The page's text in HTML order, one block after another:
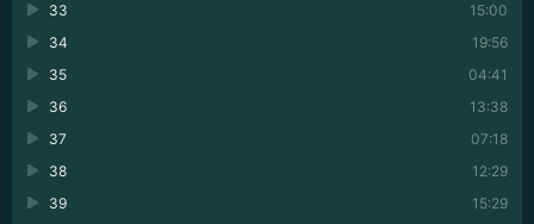
15:00
33
19:56
34
04:41
35
13:38
36
07:18
37
12:29
38
15:29
39